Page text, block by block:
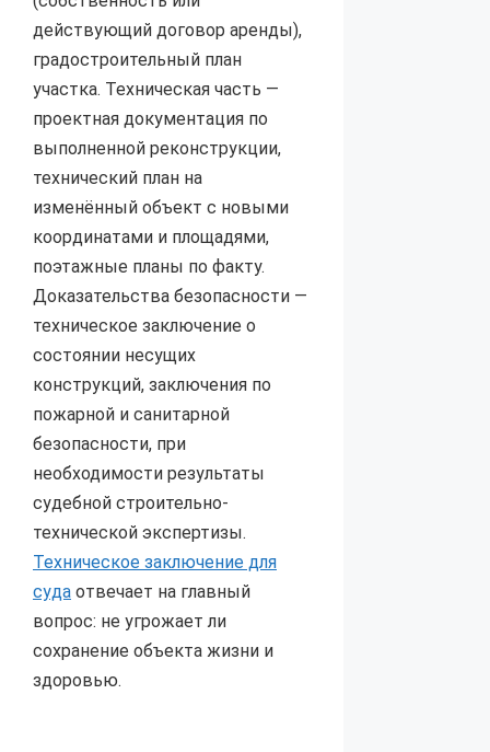
действующий договор аренды),
градостроительный план
участка. Техническая часть —
проектная документация по
выполненной реконструкции,
технический план на
изменённый объект с новыми
координатами и площадями,
поэтажные планы по факту.
Доказательства безопасности —
техническое заключение о
состоянии несущих
конструкций, заключения по
пожарной и санитарной
безопасности, при
необходимости результаты
судебной строительно-
технической экспертизы.
Техническое заключение для
суда отвечает на главный
вопрос: не угрожает ли
сохранение объекта жизни и
здоровью.